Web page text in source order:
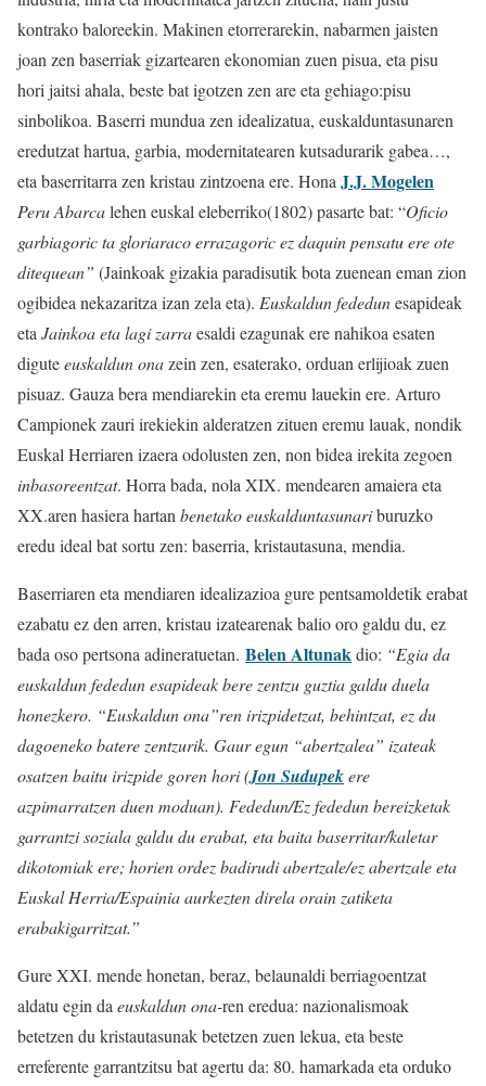
kontrako baloreekin. Makinen etorrerarekin, nabarmen jaisten
joan zen baserriak gizartearen ekonomian zuen pisua, eta pisu
hori jaitsi ahala, beste bat igotzen zen are eta gehiago:pisu
sinbolikoa. Baserri mundua zen idealizatua, euskalduntasunaren
eredutzat hartua, garbia, modernitatearen kutsadurarik gabea…,
eta baserritarra zen kristau zintzoena ere. Hona J.J. Mogelen
Peru Abarcalehen euskal eleberriko(1802) pasarte bat: “Oficio
garbiagoric ta gloriaraco errazagoric ez daquin pensatu ere ote
ditequean” (Jainkoak gizakia paradisutik bota zuenean eman zion
ogibidea nekazaritza izan zela eta). Euskaldun fededunesapideak
eta Jainkoa eta lagi zarraesaldi ezagunak ere nahikoa esaten
diguteeuskaldunonazein zen, esaterako, orduan erlijioak zuen
pisuaz. Gauza bera mendiarekin eta eremu lauekin ere. Arturo
Campionek zauri irekiekin alderatzen zituen eremu lauak, nondik
Euskal Herriaren izaera odolusten zen, non bidea irekita zegoen
inbasoreentzat. Horra bada, nola XIX. mendearen amaiera eta
XX.aren hasiera hartan benetako euskalduntasunariburuzko
eredu ideal bat sortu zen: baserria, kristautasuna, mendia.
Baserriaren eta mendiaren idealizazioa gure pentsamoldetik erabat
ezabatu ez den arren, kristau izatearenak balio oro galdu du, ez
bada oso pertsona adineratuetan. Belen Altunakdio: “Egia da
euskaldun fededun esapideak bere zentzu guztia galdu duela
honezkero. “Euskaldun ona”ren irizpidetzat, behintzat, ez du
dagoeneko batere zentzurik. Gaur egun “abertzalea” izateak
osatzen baitu irizpide goren hori (Jon Sudupekere
azpimarratzen duen moduan). Fededun/Ez fededun bereizketak
garrantzi soziala galdu duerabat, eta baita baserritar/kaletar
dikotomiak ere; horien ordez badirudi abertzale/ezabertzale eta
Euskal Herria/Espainia aurkezten direla orain zatiketa
erabakigarritzat.”
Gure XXI. mende honetan, beraz, belaunaldi berriagoentzat
aldatu egin da euskaldun ona-ren eredua: nazionalismoak
betetzen du kristautasunak betetzen zuen lekua, eta beste
erreferente garrantzitsu bat agertu da: 80. hamarkada eta orduko